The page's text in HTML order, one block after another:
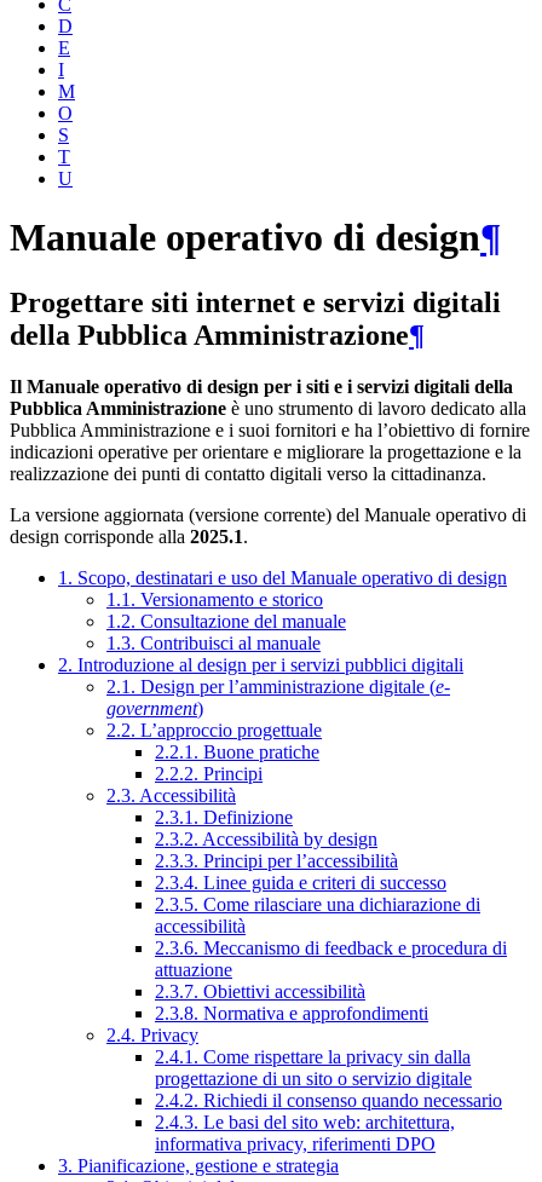
C
D
E
I
M
O
S
T
U
Manuale operativo di design¶
Progettare siti internet e servizi digitali
della Pubblica Amministrazione¶
Il Manuale operativo di design per i siti e i servizi digitali della
Pubblica Amministrazione è uno strumento di lavoro dedicato alla
Pubblica Amministrazione e i suoi fornitori e ha l’obiettivo di fornire
indicazioni operative per orientare e migliorare la progettazione e la
realizzazione dei punti di contatto digitali verso la cittadinanza.
La versione aggiornata (versione corrente) del Manuale operativo di
design corrisponde alla 2025.1.
1. Scopo, destinatari e uso del Manuale operativo di design
1.1. Versionamento e storico
1.2. Consultazione del manuale
1.3. Contribuisci al manuale
2. Introduzione al design per i servizi pubblici digitali
2.1. Design per l’amministrazione digitale (e-
government)
2.2. L’approccio progettuale
2.2.1. Buone pratiche
2.2.2. Principi
2.3. Accessibilità
2.3.1. Definizione
2.3.2. Accessibilità by design
2.3.3. Principi per l’accessibilità
2.3.4. Linee guida e criteri di successo
2.3.5. Come rilasciare una dichiarazione di
accessibilità
2.3.6. Meccanismo di feedback e procedura di
attuazione
2.3.7. Obiettivi accessibilità
2.3.8. Normativa e approfondimenti
2.4. Privacy
2.4.1. Come rispettare la privacy sin dalla
progettazione di un sito o servizio digitale
2.4.2. Richiedi il consenso quando necessario
2.4.3. Le basi del sito web: architettura,
informativa privacy, riferimenti DPO
3. Pianificazione, gestione e strategia